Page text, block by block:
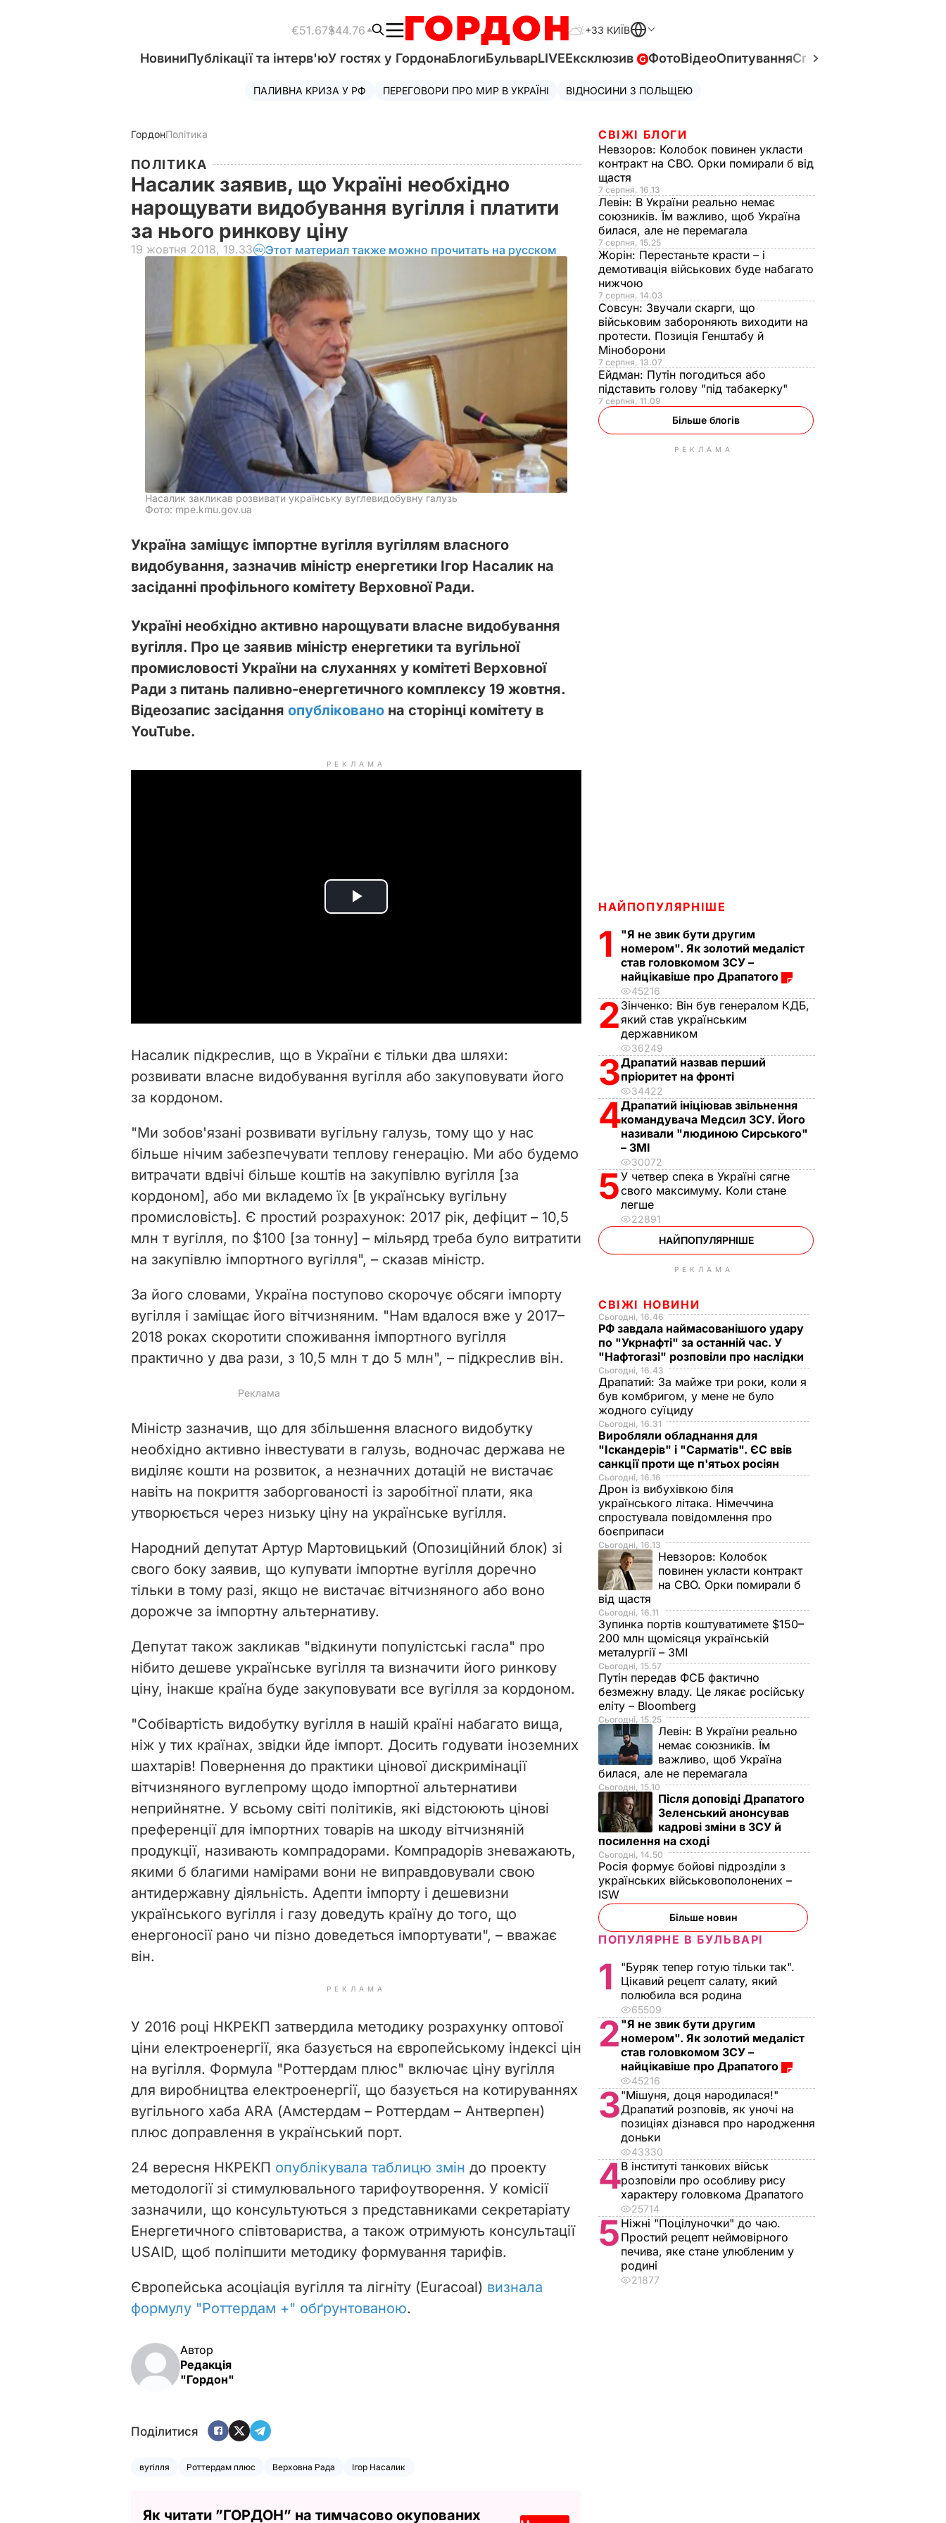
€51.67$44.76 +33 КИЇВ
НовиниПублікації та інтерв'юУ гостях у ГордонаБлогиБульварLIVEЕксклюзив ФотоВідеоОпитуванняСпецпроєкти
ПАЛИВНА КРИЗА У РФ ПЕРЕГОВОРИ ПРО МИР В УКРАЇНІ ВІДНОСИНИ З ПОЛЬЩЕЮ
ГордонПолітика
ПОЛІТИКА
Насалик заявив, що Україні необхідно
нарощувати видобування вугілля і платити
за нього ринкову ціну
19 жовтня 2018, 19.33 Этот материал также можно прочитать на русском
Насалик закликав розвивати українську вуглевидобувну галузь
Фото: mpe.kmu.gov.ua
Україна заміщує імпортне вугілля вугіллям власного
видобування, зазначив міністр енергетики Ігор Насалик на
засіданні профільного комітету Верховної Ради.
Україні необхідно активно нарощувати власне видобування
вугілля. Про це заявив міністр енергетики та вугільної
промисловості України на слуханнях у комітеті Верховної
Ради з питань паливно-енергетичного комплексу 19 жовтня.
Відеозапис засідання опубліковано на сторінці комітету в
YouTube.
РЕКЛАМА
P
i
e
o
Насалик підкреслив, що в України є тільки два шляхи:
розвивати власне видобування вугілля або закуповувати його
за кордоном.
"Ми зобов'язані розвивати вугільну галузь, тому що у нас
більше нічим забезпечувати теплову генерацію. Ми або будемо
витрачати вдвічі більше коштів на закупівлю вугілля [за
кордоном], або ми вкладемо їх [в українську вугільну
промисловість]. Є простий розрахунок: 2017 рік, дефіцит – 10,5
млн т вугілля, по $100 [за тонну] – мільярд треба було витратити
на закупівлю імпортного вугілля", – сказав міністр.
За його словами, Україна поступово скорочує обсяги імпорту
вугілля і заміщає його вітчизняним. "Нам вдалося вже у 2017–
2018 роках скоротити споживання імпортного вугілля
практично у два рази, з 10,5 млн т до 5 млн", – підкреслив він.
Міністр зазначив, що для збільшення власного видобутку
необхідно активно інвестувати в галузь, водночас держава не
виділяє кошти на розвиток, а незначних дотацій не вистачає
навіть на покриття заборгованості із заробітної плати, яка
утворюється через низьку ціну на українське вугілля.
Народний депутат Артур Мартовицький (Опозиційний блок) зі
свого боку заявив, що купувати імпортне вугілля доречно
тільки в тому разі, якщо не вистачає вітчизняного або воно
дорожче за імпортну альтернативу.
Депутат також закликав "відкинути популістські гасла" про
нібито дешеве українське вугілля та визначити його ринкову
ціну, інакше країна буде закуповувати все вугілля за кордоном.
"Собівартість видобутку вугілля в нашій країні набагато вища,
ніж у тих країнах, звідки йде імпорт. Досить годувати іноземних
шахтарів! Повернення до практики цінової дискримінації
вітчизняного вуглепрому щодо імпортної альтернативи
неприйнятне. У всьому світі політиків, які відстоюють цінові
преференції для імпортних товарів на шкоду вітчизняній
продукції, називають компрадорами. Компрадорів зневажають,
якими б благими намірами вони не виправдовували свою
антидержавну діяльність. Адепти імпорту і дешевизни
українського вугілля і газу доведуть країну до того, що
енергоносії рано чи пізно доведеться імпортувати", – вважає
він.
РЕКЛАМА
У 2016 році НКРЕКП затвердила методику розрахунку оптової
ціни електроенергії, яка базується на європейському індексі цін
на вугілля. Формула "Роттердам плюс" включає ціну вугілля
для виробництва електроенергії, що базується на котируваннях
вугільного хаба ARA (Амстердам – Роттердам – Антверпен)
плюс доправлення в український порт.
24 вересня НКРЕКП опублікувала таблицю змін до проекту
методології зі стимулювального тарифоутворення. У комісії
зазначили, що консультуються з представниками секретаріату
Енергетичного співтовариства, а також отримують консультації
USAID, щоб поліпшити методику формування тарифів.
Європейська асоціація вугілля та лігніту (Euracoal) визнала
формулу "Роттердам +" обґрунтованою.
Автор
Редакція
"Гордон"
Поділитися
вугілля Роттердам плюс Верховна Рада Ігор Насалик
Як читати ”ГОРДОН” на тимчасово окупованих
СВІЖІ БЛОГИ
Невзоров: Колобок повинен укласти
контракт на СВО. Орки помирали б від
щастя
7 серпня, 16.13
Левін: В України реально немає
союзників. Їм важливо, щоб Україна
билася, але не перемагала
7 серпня, 15.25
Жорін: Перестаньте красти – і
демотивація військових буде набагато
нижчою
7 серпня, 14.03
Совсун: Звучали скарги, що
військовим забороняють виходити на
протести. Позиція Генштабу й
Міноборони
7 серпня, 13.07
Ейдман: Путін погодиться або
підставить голову "під табакерку"
7 серпня, 11.09
Більше блогів
РЕКЛАМА
НАЙПОПУЛЯРНІШЕ
1
"Я не звик бути другим
номером". Як золотий медаліст
став головкомом ЗСУ –
найцікавіше про Драпатого
45216
2 Зінченко: Він був генералом КДБ,
який став українським
державником
36249
3Драпатий назвав перший
пріоритет на фронті
34422
4Драпатий ініціював звільнення
командувача Медсил ЗСУ. Його
називали "людиною Сирського"
– ЗМІ
30072
5У четвер спека в Україні сягне
свого максимуму. Коли стане
легше
22891
НАЙПОПУЛЯРНІШЕ
РЕКЛАМА
СВІЖІ НОВИНИ
Сьогодні, 16.46
РФ завдала наймасованішого удару
по "Укрнафті" за останній час. У
"Нафтогазі" розповіли про наслідки
Сьогодні, 16.43
Драпатий: За майже три роки, коли я
був комбригом, у мене не було
жодного суїциду
Сьогодні, 16.31
Виробляли обладнання для
"Іскандерів" і "Сарматів". ЄС ввів
санкції проти ще п'ятьох росіян
Сьогодні, 16.16
Дрон із вибухівкою біля
українського літака. Німеччина
спростувала повідомлення про
боєприпаси
Сьогодні, 16.13
Невзоров: Колобок
повинен укласти контракт
на СВО. Орки помирали б
від щастя
Сьогодні, 16.11
Зупинка портів коштуватимете $150–
200 млн щомісяця українській
металургії – ЗМІ
Сьогодні, 15.57
Путін передав ФСБ фактично
безмежну владу. Це лякає російську
еліту – Bloomberg
Сьогодні, 15.25
Левін: В України реально
немає союзників. Їм
важливо, щоб Україна
билася, але не перемагала
Сьогодні, 15.10
Після доповіді Драпатого
Зеленський анонсував
кадрові зміни в ЗСУ й
посилення на сході
Сьогодні, 14.50
Росія формує бойові підрозділи з
українських військовополонених –
ISW
Більше новин
ПОПУЛЯРНЕ В БУЛЬВАРІ
1
"Буряк тепер готую тільки так".
Цікавий рецепт салату, який
полюбила вся родина
65509
2 "Я не звик бути другим
номером". Як золотий медаліст
став головкомом ЗСУ –
найцікавіше про Драпатого
45216
3"Мішуня, доця народилася!"
Драпатий розповів, як уночі на
позиціях дізнався про народження
доньки
43330
4В інституті танкових військ
розповіли про особливу рису
характеру головкома Драпатого
25714
5 Ніжні "Поцілуночки" до чаю.
Простий рецепт неймовірного
печива, яке стане улюбленим у
родині
21877